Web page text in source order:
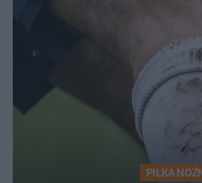
PIŁKA